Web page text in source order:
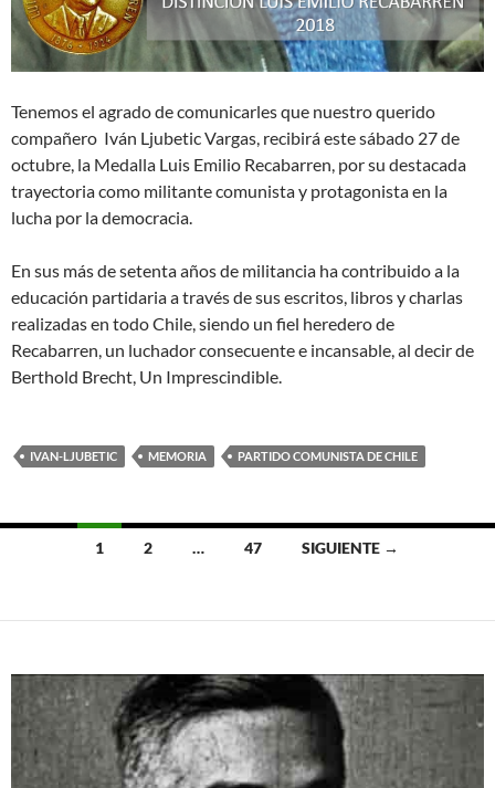
Tenemos el agrado de comunicarles que nuestro querido
compañero Iván Ljubetic Vargas, recibirá este sábado 27 de
octubre, la Medalla Luis Emilio Recabarren, por su destacada
trayectoria como militante comunista y protagonista en la
lucha por la democracia.
En sus más de setenta años de militancia ha contribuido a la
educación partidaria a través de sus escritos, libros y charlas
realizadas en todo Chile, siendo un fiel heredero de
Recabarren, un luchador consecuente e incansable, al decir de
Berthold Brecht, Un Imprescindible.
IVAN-LJUBETIC MEMORIA PARTIDO COMUNISTA DE CHILE
Navegación
entradas
1 2 … 47 SIGUIENTE →